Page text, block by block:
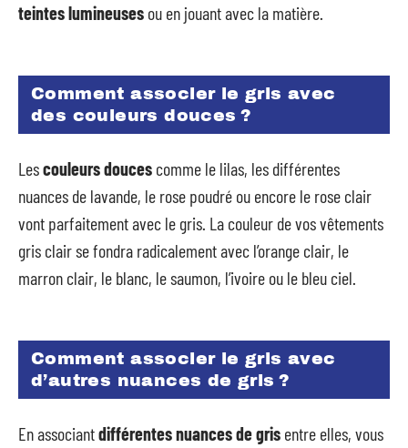
teintes lumineuses ou en jouant avec la matière.
Comment associer le gris avec
des couleurs douces ?
Lescouleurs douces comme le lilas, les différentes
nuances de lavande, le rose poudré ou encore le rose clair
vont parfaitement avec le gris. La couleur de vos vêtements
gris clair se fondra radicalement avec l’orange clair, le
marron clair, le blanc, le saumon, l’ivoire ou le bleu ciel.
Comment associer le gris avec
d’autres nuances de gris ?
En associantdifférentes nuances de gris entre elles, vous